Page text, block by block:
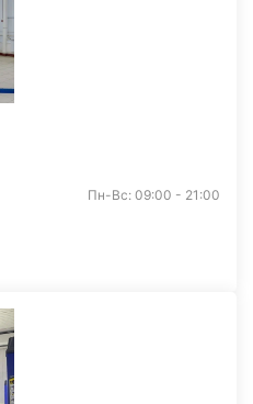
Пн-Вс: 09:00 - 21:00